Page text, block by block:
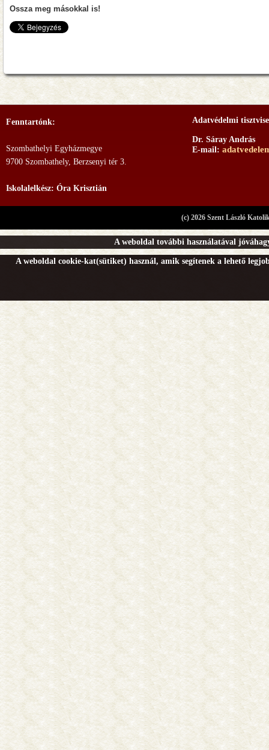
Ossza meg másokkal is!
Fenntartónk:
Szombathelyi Egyházmegye
9700 Szombathely, Berzsenyi tér 3.
Iskolalelkész: Óra Krisztián
Adatvédelmi
Dr. Sáray András
E-mail:
(c) 2026 Szent László
A weboldal további használatával
A weboldal cookie-kat(sütiket) használ, amik segítenek a lehető